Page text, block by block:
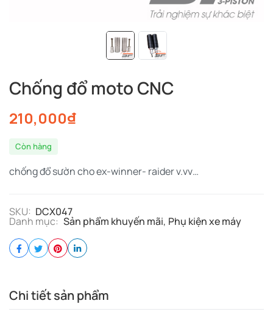
Chống đổ moto CNC
210,000₫
Còn hàng
chống đổ sườn cho ex-winner- raider v.vv…
SKU: DCX047
Danh mục: Sản phẩm khuyến mãi, Phụ kiện xe máy
Chi tiết sản phẩm